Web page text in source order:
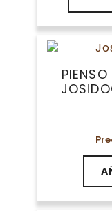
tiene
se
página
de